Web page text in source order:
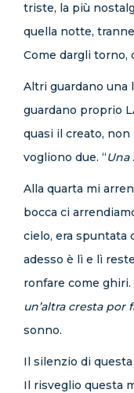
triste, la più
quella notte,
Come dargli torno,
Altri guardano una
guardano proprio
quasi il creato, non
vogliono due. “Una
Alla quarta mi
bocca ci
cielo, era spuntata
adesso è lì e lì
ronfare come ghiri.
un’altra cresta por
sonno.
Il silenzio di
Il risveglio questa